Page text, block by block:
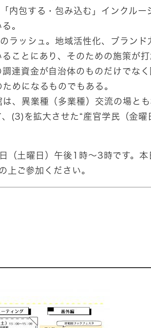
内包する・包み込む」インクル
。
ラッシュ。地域活性化、ブラン
ことにあり、そのための施策が
達資金が自治体のものだけでな
めになるものでもある。
、異業種（多業種）交流の場と
(3)を拡大させた“産官学民（金
土曜日）午後1時～3時です。
上ご参加ください。